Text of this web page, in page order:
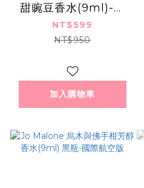
甜豌豆香水(9ml)-國
際航空版
NT$599
NT$950
加入購物車